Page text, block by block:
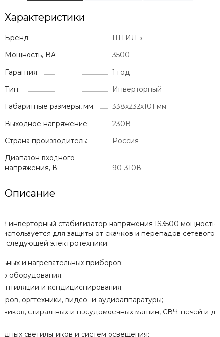
Характеристики
Бренд:
ШТИЛЬ
Мощность, ВА:
3500
Гарантия:
1 год
Тип:
Инверторный
Габаритные размеры, мм:
338х232х101 мм
Выходное напряжение:
230В
Страна производитель:
Россия
Диапазон входного
напряжения, В:
90-310В
Описание
инверторный стабилизатор напряжения IS3500
для защиты от скачков и перепадов сетевого
следующей электротехники:
и нагревательных приборов;
оборудования;
и кондиционирования;
оргтехники, видео- и аудиоаппаратуры;
стиральных и посудомоечных машин, СВЧ-печей и
светильников и систем освещения;